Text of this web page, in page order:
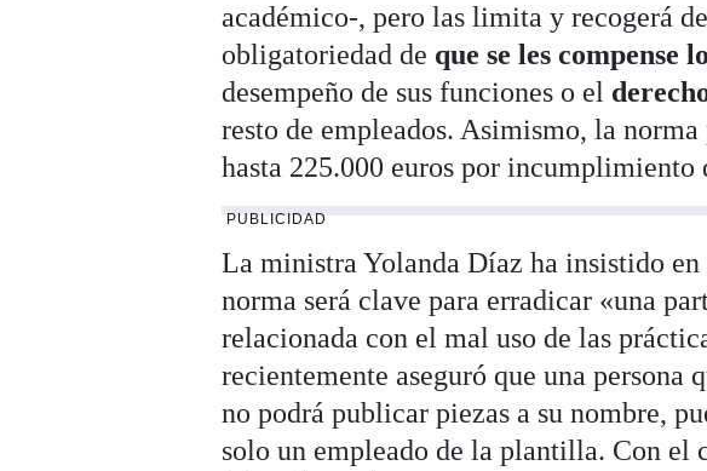
académico-, pero las limita y recogerá
obligatoriedad de que se les compense
desempeño de sus funciones o el
resto de empleados. Asimismo, la
hasta 225.000 euros por incumplimiento
PUBLICIDAD
La ministra Yolanda Díaz ha insistido
norma será clave para erradicar «una
relacionada con el mal uso de las
recientemente aseguró que una persona
no podrá publicar piezas a su nombre,
solo un empleado de la plantilla. Con el